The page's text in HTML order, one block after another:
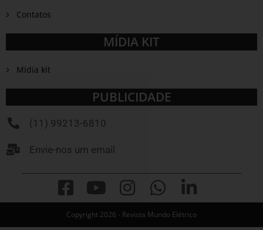
Contatos
MÍDIA KIT
Mídia kit
PUBLICIDADE
(11) 99213-6810
Envie-nos um email
Copyright 2026 - Revista Mundo Elétrico